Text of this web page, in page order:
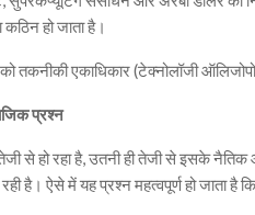
हो जाता है।
तकनीकी एकाधिकार (टेक्नोलॉजी
प्रश्न
तेजी से हो रहा है, उतनी ही तेजी से इसके
है। ऐसे में यह प्रश्न महत्वपूर्ण हो जाता है